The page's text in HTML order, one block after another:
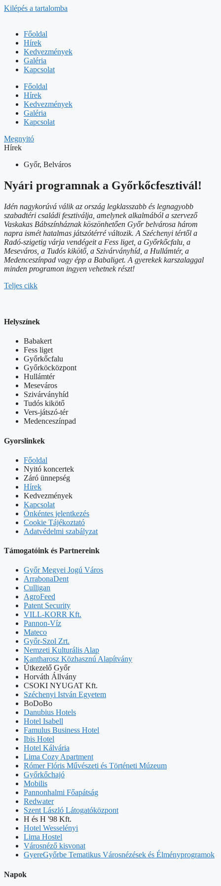
Kilépés a tartalomba
Főoldal
Hírek
Kedvezmények
Galéria
Kapcsolat
Főoldal
Hírek
Kedvezmények
Galéria
Kapcsolat
Megnyitó
Hírek
Győr, Belváros
Nyári programnak a Győrkőcfesztivál!
Idén nagykorúvá válik az ország legklasszabb és legnagyobb
szabadtéri családi fesztiválja, amelynek alkalmából a szervező
Vaskakas Bábszínháznak köszönhetően Győr belvárosa három
napra ismét hatalmas játszótérré változik. A Széchenyi tértől a
Radó-szigetig várja vendégeit a Fess liget, a Győrkőcfalu, a
Meseváros, a Tudós kikötő, a Szivárványhíd, a Hullámtér, a
Medenceszínpad vagy épp a Babaliget. A gyerekek karszalaggal
minden programon ingyen vehetnek részt!
Teljes cikk
Helyszínek
Babakert
Fess liget
Győrkőcfalu
Győrköcközpont
Hullámtér
Meseváros
Szivárványhíd
Tudós kikötő
Vers-játszó-tér
Medenceszínpad
Gyorslinkek
Főoldal
Nyitó koncertek
Záró ünnepség
Hírek
Kedvezmények
Kapcsolat
Önkéntes jelentkezés
Cookie Tájékoztató
Adatvédelmi szabályzat
Támogatóink és Partnereink
Győr Megyei Jogú Város
ArrabonaDent
Culligan
AgroFeed
Patent Security
VILL-KORR Kft.
Pannon-Víz
Mateco
Győr-Szol Zrt.
Nemzeti Kulturális Alap
Kantharosz Közhasznú Alapítvány
Útkezelő Győr
Horváth Állvány
CSOKI NYUGAT Kft.
Széchenyi István Egyetem
BoDoBo
Danubius Hotels
Hotel Isabell
Famulus Business Hotel
Ibis Hotel
Hotel Kálvária
Lima Cozy Apartment
Rómer Flóris Művészeti és Történeti Múzeum
Győrkőchajó
Mobilis
Pannonhalmi Főapátság
Redwater
Szent László Látogatóközpont
H és H '98 Kft.
Hotel Wesselényi
Lima Hostel
Városnéző kisvonat
GyereGyőrbe Tematikus Városnézések és Élményprogramok
Napok